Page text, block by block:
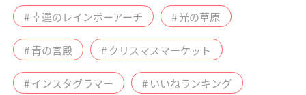
# 幸運のレインボーアーチ # 光の草原
# 青の宮殿 # クリスマスマーケット
# インスタグラマー # いいねランキング